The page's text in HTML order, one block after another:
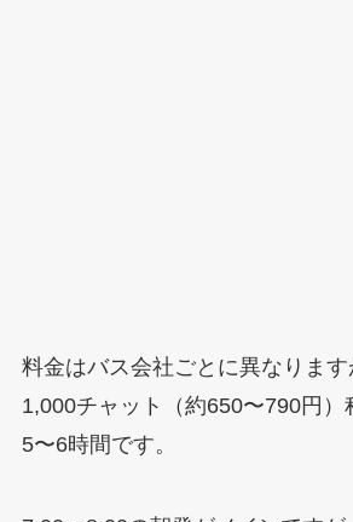
料金はバス会社ごとに異なりま
1,000チャット（約650〜790円）
5〜6時間です。